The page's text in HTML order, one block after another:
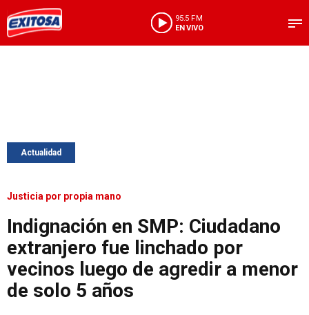
95.5 FM
EN VIVO
Actualidad
Justicia por propia mano
Indignación en SMP: Ciudadano
extranjero fue linchado por
vecinos luego de agredir a menor
de solo 5 años